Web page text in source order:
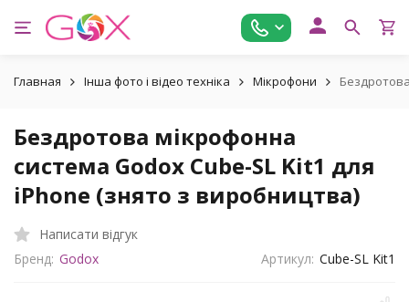
Главная Інша фото і відео техніка Мікрофони
Бездротова мікрофонна
система Godox Cube-SL Kit1 для
iPhone (знято з виробництва)
Написати відгук
Бренд: Godox Артикул: Cube-SL Kit1